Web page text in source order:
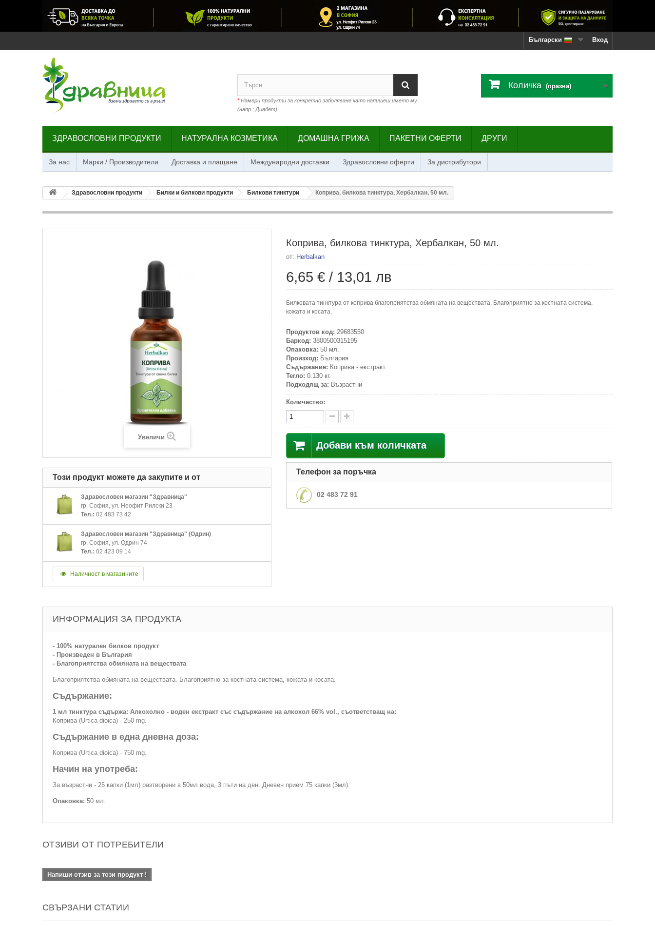
Вход
Български
*Намери продукти за конкретно заболяване като напишеш името му
(напр.: Диабет)
Количка (празна)
ЗДРАВОСЛОВНИ ПРОДУКТИ НАТУРАЛНА КОЗМЕТИКА ДОМАШНА ГРИЖА ПАКЕТНИ ОФЕРТИ ДРУГИ
За нас Марки / Производители Доставка и плащане Международни доставки Здравословни оферти За дистрибутори
Здравословни продукти Билки и билкови продукти Билкови тинктури Коприва, билкова тинктура, Хербалкан, 50 мл.
Увеличи
Този продукт можете да закупите и от
Здравословен магазин "Здравница"
гр. София, ул. Неофит Рилски 23
Тел.: 02 483 73 42
Здравословен магазин "Здравница" (Одрин)
гр. София, ул. Одрин 74
Тел.: 02 423 09 14
Наличност в магазините
Коприва, билкова тинктура, Хербалкан, 50 мл.
от: Herbalkan
6,65 € / 13,01 лв
Билковата тинктура от коприва благоприятства обмяната на веществата. Благоприятно за костната система,
кожата и косата.
Продуктов код: 29683550
Баркод: 3800500315195
Опаковка: 50 мл.
Произход: България
Съдържание: Коприва - екстракт
Тегло: 0.130 кг.
Подходящ за: Възрастни
Количество:
Добави към количката
Телефон за поръчка
02 483 72 91
ИНФОРМАЦИЯ ЗА ПРОДУКТА
- 100% натурален билков продукт
- Произведен в България
- Благоприятства обмяната на веществата
Благоприятства обмяната на веществата. Благоприятно за костната система, кожата и косата.
Съдържание:
1 мл тинктура съдържа: Алкохолно - воден екстракт със съдържание на алкохол 66% vol., съответстващ на:
Коприва (Urtica dioica) - 250 mg.
Съдържание в една дневна доза:
Коприва (Urtica dioica) - 750 mg.
Начин на употреба:
За възрастни - 25 капки (1мл) разтворени в 50мл вода, 3 пъти на ден. Дневен прием 75 капки (3мл).
Опаковка: 50 мл.
ОТЗИВИ ОТ ПОТРЕБИТЕЛИ
Напиши отзив за този продукт !
СВЪРЗАНИ СТАТИИ